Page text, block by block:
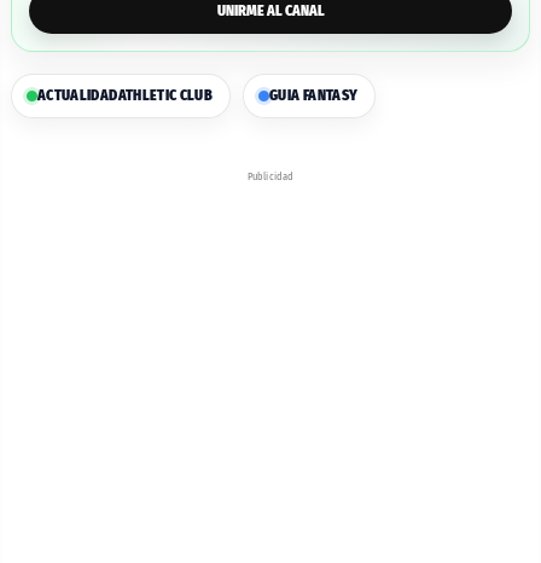
UNIRME AL CANAL
ACTUALIDADATHLETIC CLUB GUIA FANTASY
Publicidad